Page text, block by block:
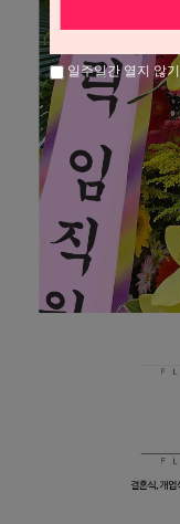
일주일간 열지 않기